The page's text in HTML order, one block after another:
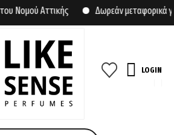
Νομού Αττικής Δωρεάν μεταφορικά για
LOGIN